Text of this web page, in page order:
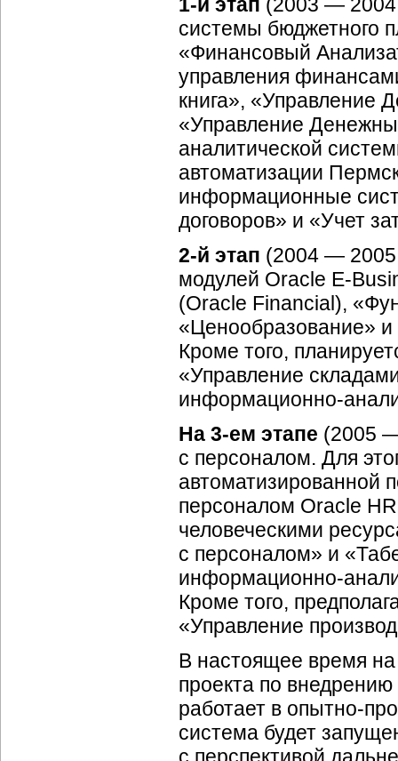
системы бюджетного
«Финансовый
управления
книга», «Управление
«Управление
аналитической
автоматизации
информационные
договоров» и «Учет
2-й этап (2004 — 2005
модулей Oracle E-
(Oracle Financial),
«Ценообразование»
Кроме того,
«Управление
информационно-
На 3-ем этапе (2005 —
с персоналом. Для
автоматизированной
персоналом Oracle
человеческими
с персоналом» и
информационно-
Кроме того,
«Управление
В настоящее время
проекта по
работает в опытно-
система будет